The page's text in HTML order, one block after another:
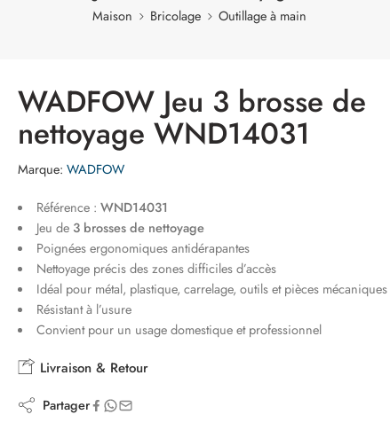
Maison Bricolage Outillage à main
WADFOW Jeu 3 brosse de
nettoyage WND14031
Marque: WADFOW
Référence : WND14031
Jeu de 3 brosses de nettoyage
Poignées ergonomiques antidérapantes
Nettoyage précis des zones difficiles d’accès
Idéal pour métal, plastique, carrelage, outils et pièces mécaniques
Résistant à l’usure
Convient pour un usage domestique et professionnel
Livraison & Retour
Partager